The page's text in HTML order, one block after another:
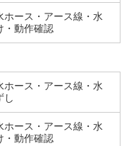
ホース・アース線・水
・動作確認
ホース・アース線・水
し
ホース・アース線・水
・動作確認